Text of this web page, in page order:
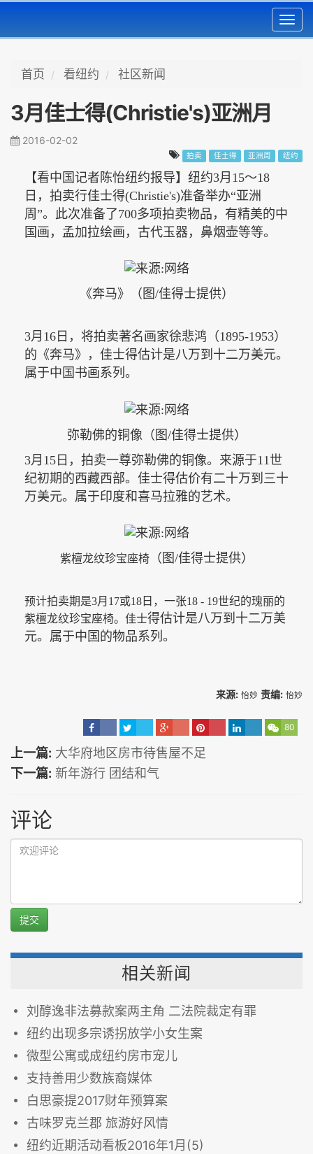
首页 看纽约 社区新闻
3月佳士得(Christie's)亚洲月
2016-02-02
拍卖 佳士得 亚洲周 纽约
【看中国记者陈怡纽约报导】 纽约3月 15～18
日，拍卖行佳士得(Christie's)准备举办“亚洲
周 ”。此次准备了700多项拍卖物品，有精美的中
国画，孟加拉绘画，古代玉器，鼻烟壶等等。
《奔马》（图/佳得士提供）
3月 16 日，将拍卖著名画家徐悲鸿（1895-1953）
的《奔马》，佳士得估计是八万到十二万美元。
属于中国书画系列。
弥勒佛的铜像（图/佳得士提供）
3月 15 日，拍卖一尊弥勒佛的铜像。来源于11 世
纪初期的西藏西部。佳士得估价有二十万到三十
万美元。属于印度和喜马拉雅的艺术。
紫檀龙纹珍宝座椅（图/佳得士提供）
预计拍卖期是3月 17或18 日，一张18 - 19世纪的瑰丽的
紫檀龙纹珍宝座椅。佳士得估计是八万到十二万美
元。属于中国的物品系列。
来源: 怡妙 责编: 怡妙
80
上一篇: 大华府地区房市待售屋不足
下一篇: 新年游行 团结和气
评论
提交
相关新闻
刘醇逸非法募款案两主角 二法院裁定有罪
纽约出现多宗诱拐放学小女生案
微型公寓或成纽约房市宠儿
支持善用少数族裔媒体
白思豪提2017财年预算案
古味罗克兰郡 旅游好风情
纽约近期活动看板2016年1月(5)